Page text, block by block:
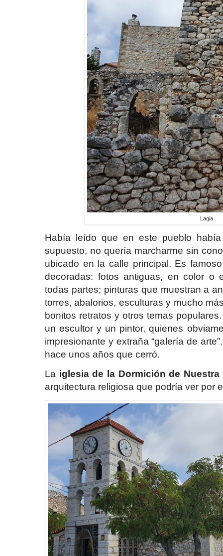
Lagia
Había leído que en este pueblo
supuesto, no quería marcharme sin
ubicado en la calle principal. Es
decoradas: fotos antiguas, en color o
todas partes; pinturas que muestran a
torres, abalorios, esculturas y mucho
bonitos retratos y otros temas
un escultor y un pintor, quienes
impresionante y extraña “galería de
hace unos años que cerró.
La iglesia de la Dormición de Nuestra
arquitectura religiosa que podría ver por